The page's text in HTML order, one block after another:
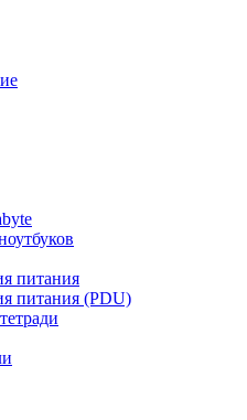
питания
питания (PDU)